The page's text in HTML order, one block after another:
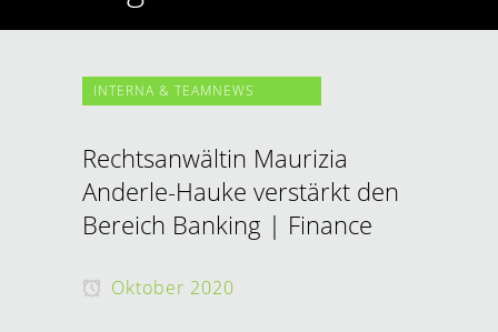
INTERNA & TEAMNEWS
Rechtsanwältin Maurizia
Anderle-Hauke verstärkt den
Bereich Banking | Finance
Oktober 2020